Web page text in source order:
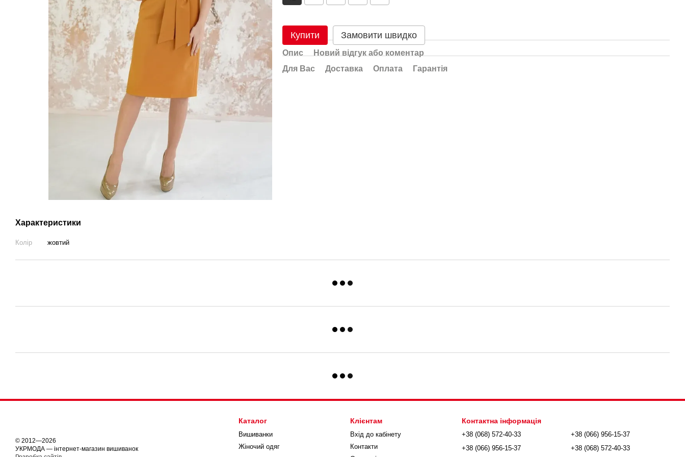
Характеристики
Колір жовтий
Купити Замовити швидко
Опис
Новий відгук або коментар
Для Вас
Доставка Оплата Гарантія
© 2012—2026
УКРМОДА — інтернет-магазин вишиванок
Каталог
Вишиванки
Жіночий одяг
Клієнтам
Вхід до кабінету
Контакти
Контактна інформація
+38 (068) 572-40-33
+38 (066) 956-15-37
+38 (066) 956-15-37
+38 (068) 572-40-33